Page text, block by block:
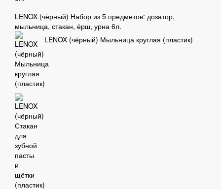
LENOX (чёрный) Набор из 5 предметов: дозатор,
мыльница, стакан, ёрш, урна 6л.
LENOX (чёрный) Мыльница круглая (пластик)